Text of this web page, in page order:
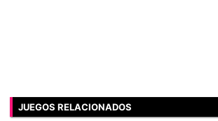
JUEGOS RELACIONADOS